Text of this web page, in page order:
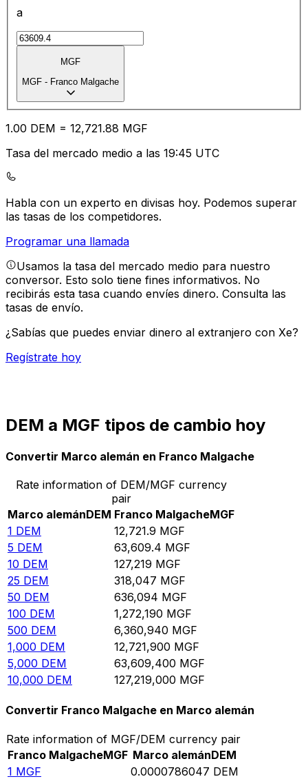
a
MGF
MGF - Franco Malgache
1.00 DEM = 12,721.88 MGF
Tasa del mercado medio a las 19:45 UTC
Habla con un experto en divisas hoy. Podemos superar
las tasas de los competidores.
Programar una llamada
Usamos la tasa del mercado medio para nuestro
conversor. Esto solo tiene fines informativos. No
recibirás esta tasa cuando envíes dinero. Consulta las
tasas de envío.
¿Sabías que puedes enviar dinero al extranjero con Xe?
Regístrate hoy
DEM a MGF tipos de cambio hoy
Convertir Marco alemán en Franco Malgache
Rate information of DEM/MGF currency
pair
Marco alemánDEM Franco MalgacheMGF
1 DEM 12,721.9 MGF
5 DEM 63,609.4 MGF
10 DEM 127,219 MGF
25 DEM 318,047 MGF
50 DEM 636,094 MGF
100 DEM 1,272,190 MGF
500 DEM 6,360,940 MGF
1,000 DEM 12,721,900 MGF
5,000 DEM 63,609,400 MGF
10,000 DEM 127,219,000 MGF
Convertir Franco Malgache en Marco alemán
Rate information of MGF/DEM currency pair
Franco MalgacheMGF Marco alemánDEM
1 MGF 0.0000786047 DEM